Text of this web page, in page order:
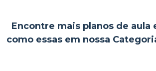
Encontre mais planos de aula
como essas em nossa